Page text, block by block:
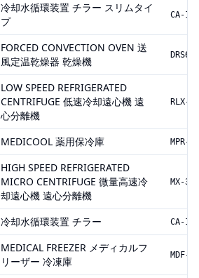
冷却水循環装置 チラー スリムタイ
プ
CA-
FORCED CONVECTION OVEN 送
風定温乾燥器 乾燥機
LOW SPEED REFRIGERATED
CENTRIFUGE 低速冷却遠心機 遠
心分離機
RLX-
MEDICOOL 薬用保冷庫 MPR-
HIGH SPEED REFRIGERATED
MICRO CENTRIFUGE 微量高速冷
却遠心機 遠心分離機
MX-301
冷却水循環装置 チラー CA-
MEDICAL FREEZER メディカルフ
リーザー 冷凍庫
MDF-